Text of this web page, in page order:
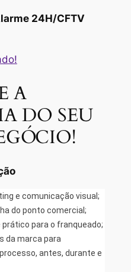
24H/CFTV
A
DO SEU
e comunicação visual;
do ponto comercial;
para o franqueado;
da marca para
antes, durante e